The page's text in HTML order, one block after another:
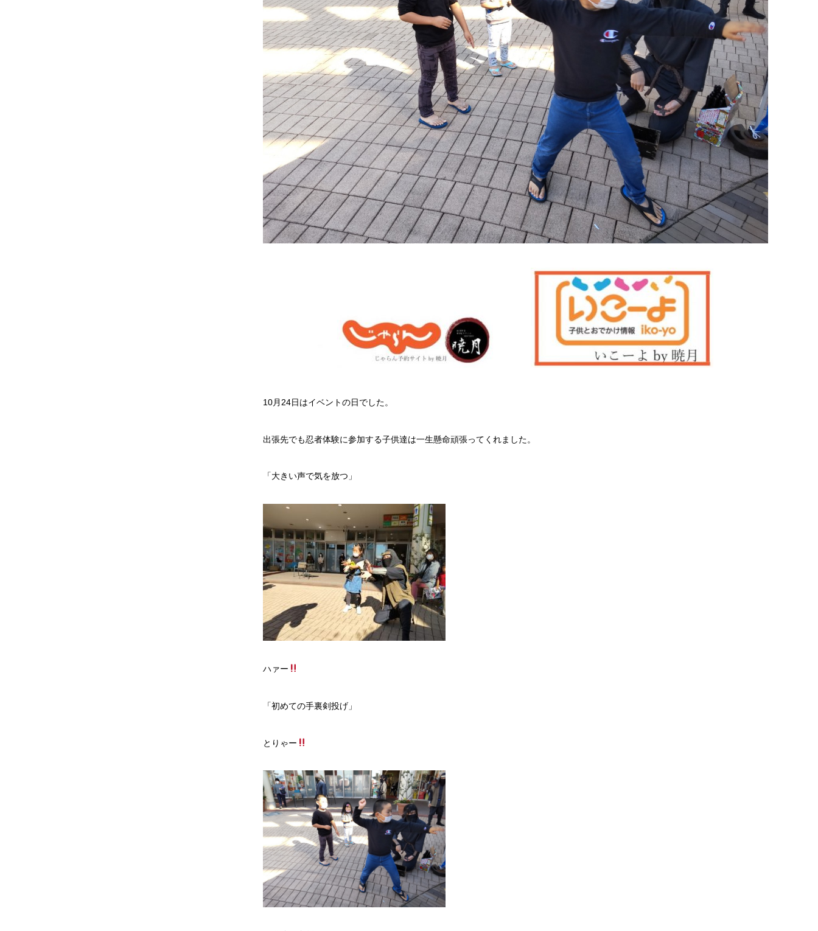
10月24日はイベントの日でした。
出張先でも忍者体験に参加する子供達は一生懸命頑張ってくれました。
「大きい声で気を放つ」
ハァー
「初めての手裏剣投げ」
とりゃー